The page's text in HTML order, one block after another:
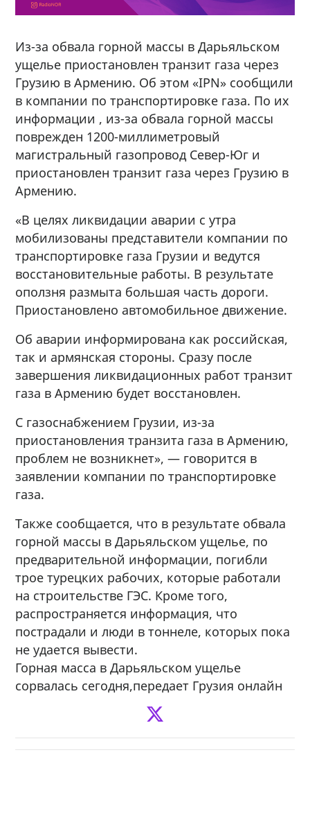
Из-за обвала горной массы в Дарьяльском
ущелье приостановлен транзит газа через
Грузию в Армению. Об этом «IPN» сообщили
в компании по транспортировке газа. По их
информации , из-за обвала горной массы
поврежден 1200-миллиметровый
магистральный газопровод Север-Юг и
приостановлен транзит газа через Грузию в
Армению.
«В целях ликвидации аварии с утра
мобилизованы представители компании по
транспортировке газа Грузии и ведутся
восстановительные работы. В результате
оползня размыта большая часть дороги.
Приостановлено автомобильное движение.
Об аварии информирована как российская,
так и армянская стороны. Сразу после
завершения ликвидационных работ транзит
газа в Армению будет восстановлен.
С газоснабжением Грузии, из-за
приостановления транзита газа в Армению,
проблем не возникнет», — говорится в
заявлении компании по транспортировке
газа.
Также сообщается, что в результате обвала
горной массы в Дарьяльском ущелье, по
предварительной информации, погибли
трое турецких рабочих, которые работали
на строительстве ГЭС. Кроме того,
распространяется информация, что
пострадали и люди в тоннеле, которых пока
не удается вывести.
Горная масса в Дарьяльском ущелье
сорвалась сегодня,передает Грузия онлайн